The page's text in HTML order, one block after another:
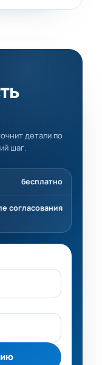
детали по
шаг.
бесплатно
согласования